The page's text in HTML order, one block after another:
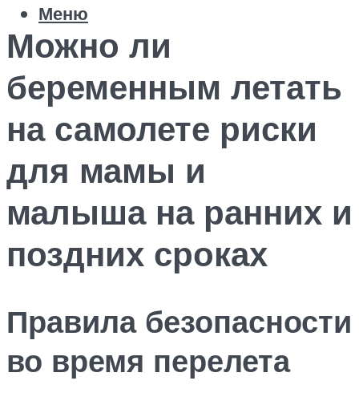
Меню
Можно ли
беременным летать
на самолете риски
для мамы и
малыша на ранних и
поздних сроках
Правила безопасности
во время перелета